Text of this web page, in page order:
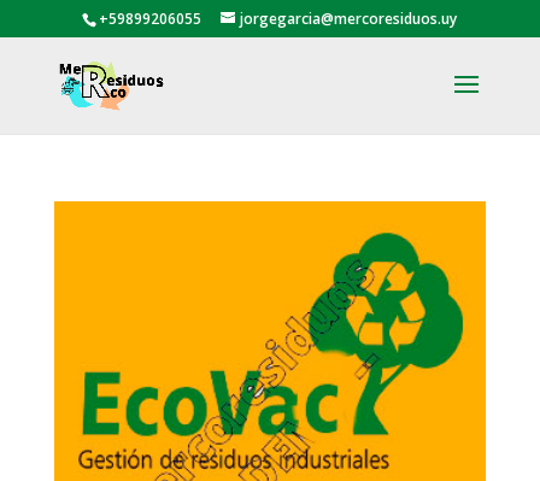
+59899206055 jorgegarcia@mercoresiduos.uy